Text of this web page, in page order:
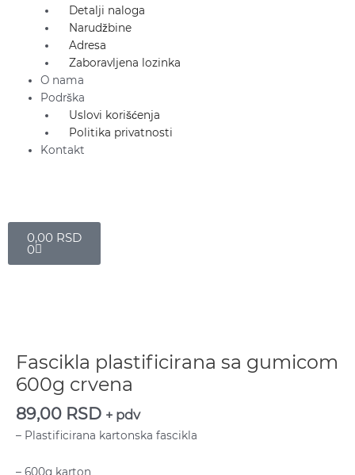
Detalji naloga
Narudžbine
Adresa
Zaboravljena lozinka
O nama
Podrška
Uslovi korišćenja
Politika privatnosti
Kontakt
0,00 RSD
0
Fascikla plastificirana sa gumicom
600g crvena
89,00 RSD + pdv
– Plastificirana kartonska fascikla
– 600g karton
sa
gumicom
600g
crvena
količina